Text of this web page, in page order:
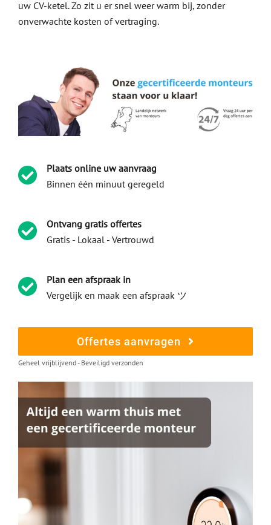
uw CV-ketel. Zo zit u er snel weer warm bij, zonder
onverwachte kosten of vertraging.
Plaats online uw aanvraag
Binnen één minuut geregeld
Ontvang gratis offertes
Gratis - Lokaal - Vertrouwd
Plan een afspraak in
Vergelijk en maak een afspraak ツ
Offertes aanvragen
Geheel vrijblijvend - Beveiligd verzonden